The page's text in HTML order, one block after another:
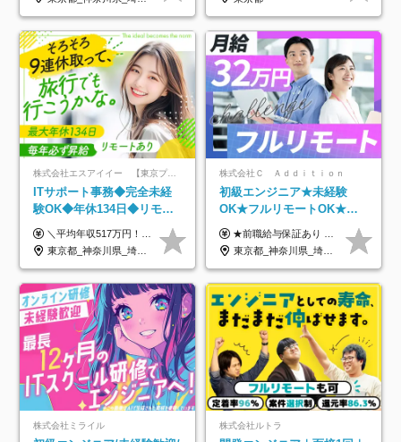
件多数
株式会社エスアイイー 【東京プロマーケット上場】
ITサポート事務◆完全未経
験OK◆年休134日◆リモー
トOK◆残業月7h以下◆賞与
年3回◆5年目まで必ず昇給
＼平均年収517万円！入社5年目まで毎年必ず昇給／ ■賞与年3回 ■年収800万円以上も可 ■入社3年以上の平均年収469.2万円 月給23万2000円以上＋賞与年3回＋各種手当 ☆入社5年目まで最大1万5000円の定期昇給を確約 ┃各種手当充実 ・規定の資格を取得すれば、2000円～5万円を毎月支給（2万4000円～60万円／年） ・研修中に取得した取得率95％の資格でも研修後の給料UP ※月給は年齢・経験・能力を考慮して、優遇いたします ※上記月給金額は固定残業代（20時間/3万1300円円以上）を含み、超過分は別途支給いたします ※試用期間（6ヶ月）は月給に変動はありますが、その他待遇に差異はありません ├入社後1ヶ月～3ヶ月間は、月給20万1900円となります └上記金額は固定残業代（10時間／1万6000円）を含み、超過分は別途支給いたします
東京都_神奈川県_埼玉県_千葉県_大阪府_愛知県_北海道_青森県_岩手県_宮城県_秋田県_山形県_福島県_茨城県_栃木県_群馬県_新潟県_山梨県_長野県_富山県_石川県_福井県_静岡県_岐阜県_三重県_兵庫県_京都府_滋賀県_奈良県_和歌山県_広島県_岡山県_鳥取県_島根県_山口県_徳島県_香川県_愛媛県_高知県_福岡県_熊本県_佐賀県_長崎県_大分県_宮崎県_鹿児島県_沖縄県
株式会社Ｃ Ａｄｄｉｔｉｏｎ
初級エンジニア★未経験
OK★フルリモートOK★月
給32万円～★残業月10h＆
年休120日以上★副業可
★前職給与保証あり ★月給32万円以上＋インセンティブあり 月給32万円以上＋インセンティブ＋各種手当 ※上記には固定残業代（月30時間・44,400円～）を含みます ※超過分は別途支給します ※試用期間はございません ★＼成果＝あなたの収入／★ 【1】案件単価ー8万円＝あなたの給与 参画したプロジェクトの案件単価から 一律8万円引いた金額があなたの給与です！ （月給例） ■1人称での構築・小規模な詳細設計 案件単価55万円ー8万円＝月給47万円（還元率85.5%） ■大型案件の設計・構築やプロジェクト管理 案件単価90万円ー8万円＝月給82万円（還元率91.1%） ‥‥‥‥‥‥‥‥‥‥‥‥‥‥‥‥‥‥ 【2】月給の他にも豊富なインセンティブあり 全員が月3～13万円のインセンティブをゲットしています！ ≪インセンティブ制度≫ 稼働している現場で増員・交代が発生し、 当社の人員を配属が決定した際に支給。 ◇C Addition正社員が参画 ：実粗利の10%／毎月 ◇協力会社所属の社員が参画：実粗利の30%／毎月 ≪リファラル制度≫ あなたの知り合いが当社のメンバーになった際に、 毎月1人あたり2万円支給します◎ ‥‥‥‥‥‥‥‥‥‥‥‥‥‥‥‥‥‥
東京都_神奈川県_埼玉県_千葉県_大阪府_愛知県_北海道_青森県_岩手県_宮城県_秋田県_山形県_福島県_茨城県_栃木県_群馬県_新潟県_山梨県_長野県_富山県_石川県_福井県_静岡県_岐阜県_三重県_兵庫県_京都府_滋賀県_奈良県_和歌山県_広島県_岡山県_鳥取県_島根県_山口県_徳島県_香川県_愛媛県_高知県_福岡県_熊本県_佐賀県_長崎県_大分県_宮崎県_鹿児島県_沖縄県
株式会社ミライル 株式会社ルトラ